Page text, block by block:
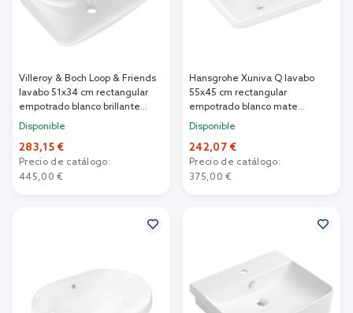
Villeroy & Boch Loop & Friends
lavabo 51x34 cm rectangular
empotrado blanco brillante
4A640101
Disponible
283,15 €
Precio de catálogo:
445,00 €
Hansgrohe Xuniva Q lavabo
55x45 cm rectangular
empotrado blanco mate
60162450
Disponible
242,07 €
Precio de catálogo:
375,00 €